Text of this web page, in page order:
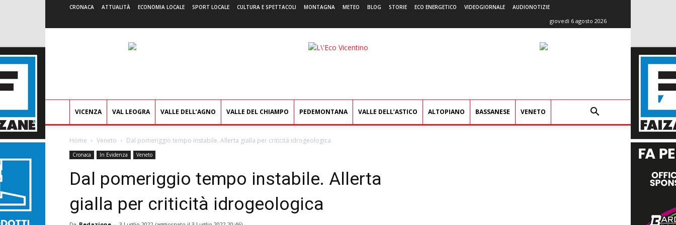
CRONACA ATTUALITÀ ECONOMIA LOCALE SPORT LOCALE CULTURA E SPETTACOLI MONTAGNA METEO BLOG STORIE ECO ENERGETICO VIDEOGIORNALE AUDIONOTIZIE
giovedì 6 agosto 2026
L'Eco
VICENZA VAL LEOGRA VALLE DELL’AGNO VALLE DEL CHIAMPO PEDEMONTANA VALLE DELL’ASTICO ALTOPIANO BASSANESE VENETO
Home Veneto Dal pomeriggio tempo instabile. Allerta gialla per criticità idrogeologica
Cronaca In Evidenza Veneto
Dal pomeriggio tempo instabile. Allerta
gialla per criticità idrogeologica